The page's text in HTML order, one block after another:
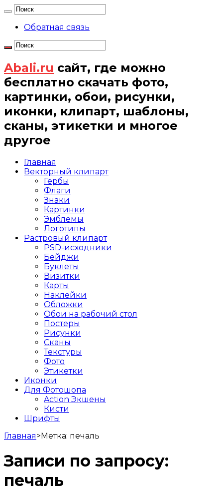
Обратная связь
Abali.ru сайт, где можно
бесплатно скачать фото,
картинки, обои, рисунки,
иконки, клипарт, шаблоны,
сканы, этикетки и многое
другое
Главная
Векторный клипарт
Гербы
Флаги
Знаки
Картинки
Эмблемы
Логотипы
Растровый клипарт
PSD-исходники
Бейджи
Буклеты
Визитки
Карты
Наклейки
Обложки
Обои на рабочий стол
Постеры
Рисунки
Сканы
Текстуры
Фото
Этикетки
Иконки
Для Фотошопа
Action Экшены
Кисти
Шрифты
Главная>Метка: печаль
Записи по запросу:
печаль